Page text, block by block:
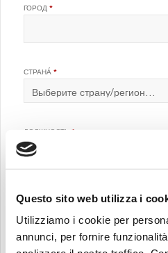
Questo sito web utilizza i
Utilizziamo i cookie per
annunci, per fornire
ГОРОД *
СТРАНА́ *
КОМПАНИЯ*